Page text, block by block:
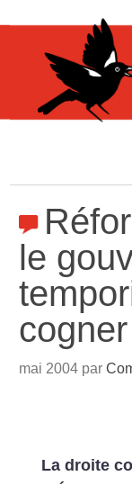
le
cogner
mai 2004 par
La droite